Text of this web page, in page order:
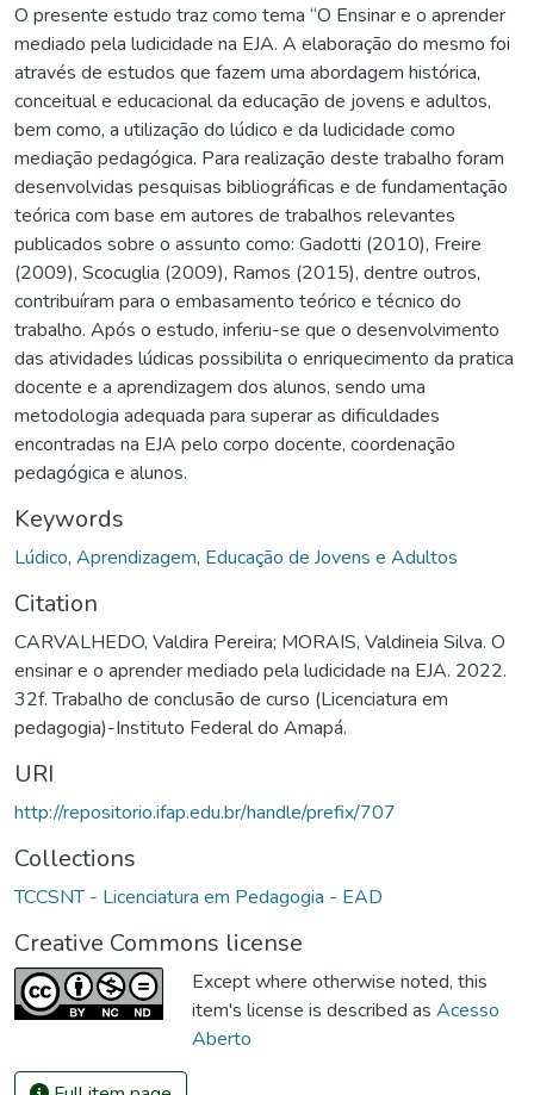
O presente estudo traz como tema “O Ensinar e o aprender
mediado pela ludicidade na EJA. A elaboração do mesmo foi
através de estudos que fazem uma abordagem histórica,
conceitual e educacional da educação de jovens e adultos,
bem como, a utilização do lúdico e da ludicidade como
mediação pedagógica. Para realização deste trabalho foram
desenvolvidas pesquisas bibliográficas e de fundamentação
teórica com base em autores de trabalhos relevantes
publicados sobre o assunto como: Gadotti (2010), Freire
(2009), Scocuglia (2009), Ramos (2015), dentre outros,
contribuíram para o embasamento teórico e técnico do
trabalho. Após o estudo, inferiu-se que o desenvolvimento
das atividades lúdicas possibilita o enriquecimento da pratica
docente e a aprendizagem dos alunos, sendo uma
metodologia adequada para superar as dificuldades
encontradas na EJA pelo corpo docente, coordenação
pedagógica e alunos.
Keywords
Lúdico, Aprendizagem, Educação de Jovens e Adultos
Citation
CARVALHEDO, Valdira Pereira; MORAIS, Valdineia Silva. O
ensinar e o aprender mediado pela ludicidade na EJA. 2022.
32f. Trabalho de conclusão de curso (Licenciatura em
pedagogia)-Instituto Federal do Amapá.
URI
http://repositorio.ifap.edu.br/handle/prefix/707
Collections
TCCSNT - Licenciatura em Pedagogia - EAD
Creative Commons license
Except where otherwise noted, this
item's license is described as Acesso
Aberto